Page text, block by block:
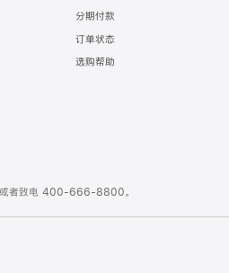
分期付款
订单状态
选购帮助
或者致电 400-666-8800。